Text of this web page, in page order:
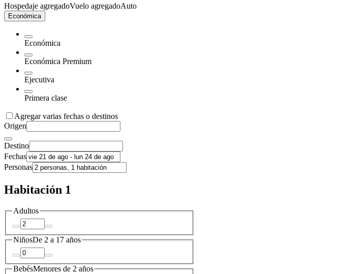
Hospedaje agregadoVuelo agregadoAuto
Económica
Económica
Económica Premium
Ejecutiva
Primera clase
Agregar varias fechas o destinos
Origen
Destino
Fechas
Personas
Habitación 1
Adultos
NiñosDe 2 a 17 años
BebésMenores de 2 años